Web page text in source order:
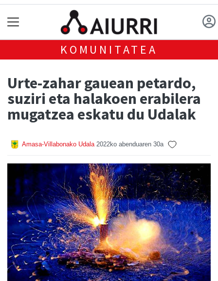
KOMUNITATEA
Urte-zahar gauean petardo,
suziri eta halakoen erabilera
mugatzea eskatu du Udalak
Amasa-Villabonako Udala 2022ko abenduaren 30a